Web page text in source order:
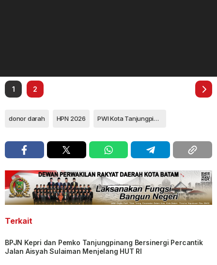
1 2
donor darah HPN 2026 PWI Kota Tanjungpinang
Terkait
BPJN Kepri dan Pemko Tanjungpinang Bersinergi Percantik
Jalan Aisyah Sulaiman Menjelang HUT RI